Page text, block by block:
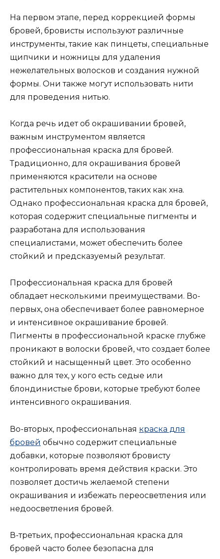
На первом этапе, перед коррекцией формы
бровей, бровисты используют различные
инструменты, такие как пинцеты, специальные
щипчики и ножницы для удаления
нежелательных волосков и создания нужной
формы. Они также могут использовать нити
для проведения нитью.
Когда речь идет об окрашивании бровей,
важным инструментом является
профессиональная краска для бровей.
Традиционно, для окрашивания бровей
применяются красители на основе
растительных компонентов, таких как хна.
Однако профессиональная краска для бровей,
которая содержит специальные пигменты и
разработана для использования
специалистами, может обеспечить более
стойкий и предсказуемый результат.
Профессиональная краска для бровей
обладает несколькими преимуществами. Во-
первых, она обеспечивает более равномерное
и интенсивное окрашивание бровей.
Пигменты в профессиональной краске глубже
проникают в волоски бровей, что создает более
стойкий и насыщенный цвет. Это особенно
важно для тех, у кого есть седые или
блондинистые брови, которые требуют более
интенсивного окрашивания.
Во-вторых, профессиональная краска для
бровей обычно содержит специальные
добавки, которые позволяют бровисту
контролировать время действия краски. Это
позволяет достичь желаемой степени
окрашивания и избежать переосветления или
недоосветления бровей.
В-третьих, профессиональная краска для
бровей часто более безопасна для